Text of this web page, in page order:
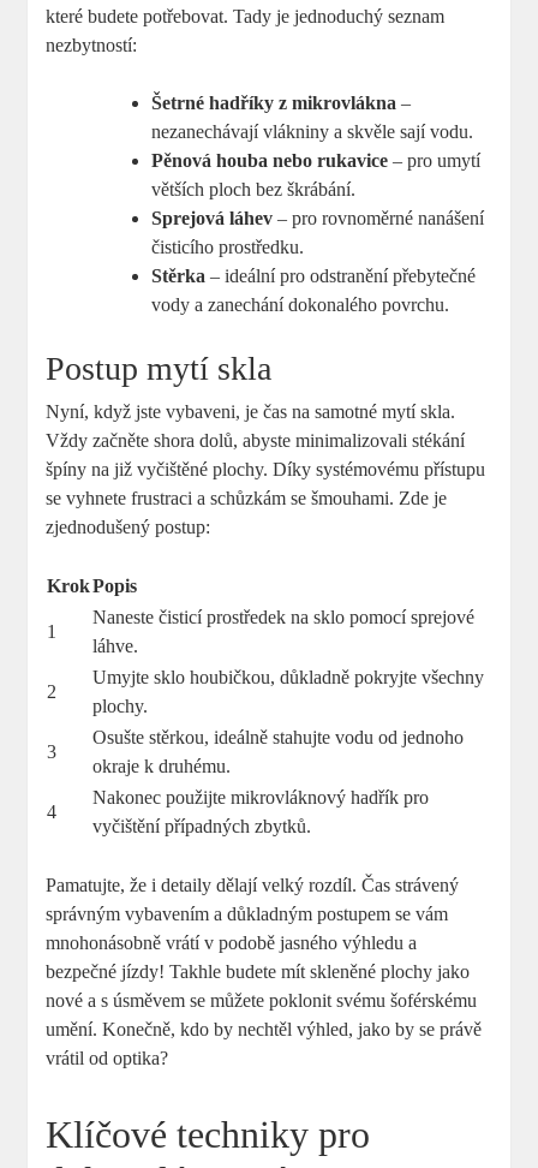
které budete potřebovat. Tady je jednoduchý seznam
nezbytností:
Šetrné hadříky z mikrovlákna –
nezanechávají vlákniny a skvěle sají vodu.
Pěnová houba nebo rukavice – pro umytí
větších ploch bez škrábání.
Sprejová láhev – pro rovnoměrné nanášení
čisticího prostředku.
Stěrka – ideální pro odstranění přebytečné
vody a zanechání dokonalého povrchu.
Postup mytí skla
Nyní, když jste vybaveni, je čas na samotné mytí skla.
Vždy začněte shora dolů, abyste minimalizovali stékání
špíny na již vyčištěné plochy. Díky systémovému přístupu
se vyhnete frustraci a schůzkám se šmouhami. Zde je
zjednodušený postup:
KrokPopis
1
Naneste čisticí prostředek na sklo pomocí sprejové
láhve.
2
Umyjte sklo houbičkou, důkladně pokryjte všechny
plochy.
3
Osušte stěrkou, ideálně stahujte vodu od jednoho
okraje k druhému.
4
Nakonec použijte mikrovláknový hadřík pro
vyčištění případných zbytků.
Pamatujte, že i detaily dělají velký rozdíl. Čas strávený
správným vybavením a důkladným postupem se vám
mnohonásobně vrátí v podobě jasného výhledu a
bezpečné jízdy! Takhle budete mít skleněné plochy jako
nové a s úsměvem se můžete poklonit svému šoférskému
umění. Konečně, kdo by nechtěl výhled, jako by se právě
vrátil od optika?
Klíčové techniky pro